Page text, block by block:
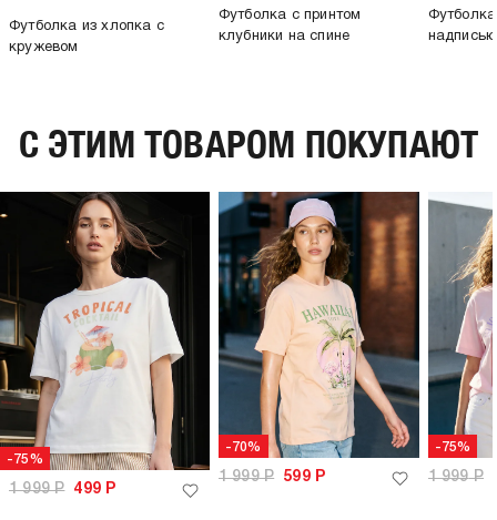
Футболка из хлопка с
кружевом
Футболка с принтом
клубники на спине
надписью
C ЭТИМ ТОВАРОМ ПОКУПАЮТ
-75%
1 999Р 499 Р
-70%
1 999Р 599Р
-75%
1 999Р